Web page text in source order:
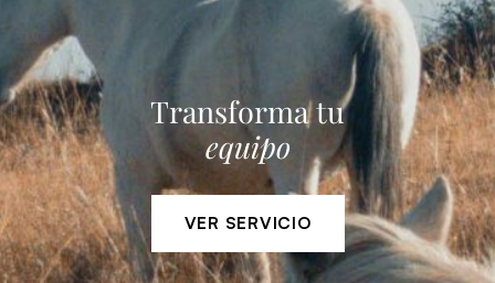
Transforma tu
equipo
VER SERVICIO